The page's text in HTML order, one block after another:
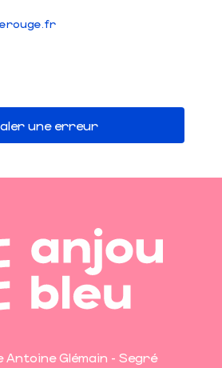
une erreur
Antoine Glémain - Segré